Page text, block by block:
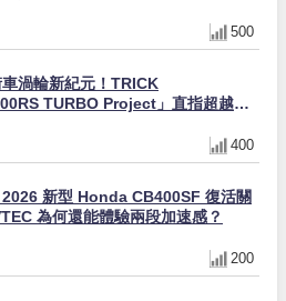
500
渦輪新紀元！TRICK
TURBO Project」直指超越
400
新型 Honda CB400SF 復活關
為何還能體驗兩段加速感？
200